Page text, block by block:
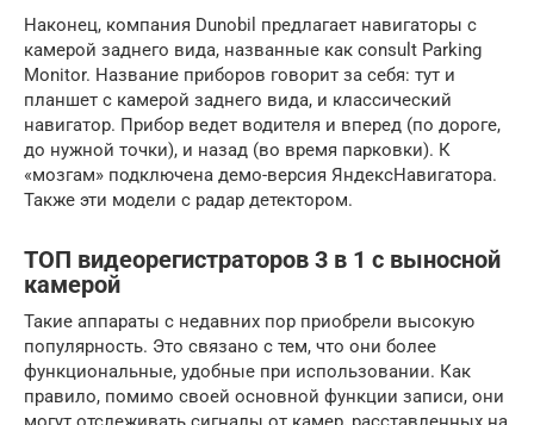
Наконец, компания Dunobil предлагает навигаторы с
камерой заднего вида, названные как consult Parking
Monitor. Название приборов говорит за себя: тут и
планшет с камерой заднего вида, и классический
навигатор. Прибор ведет водителя и вперед (по дороге,
до нужной точки), и назад (во время парковки). К
«мозгам» подключена демо-версия ЯндексНавигатора.
Также эти модели с радар детектором.
ТОП видеорегистраторов 3 в 1 с выносной
камерой
Такие аппараты с недавних пор приобрели высокую
популярность. Это связано с тем, что они более
функциональные, удобные при использовании. Как
правило, помимо своей основной функции записи, они